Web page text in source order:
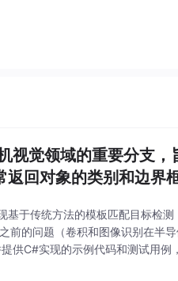
觉领域的重要分支，
返回对象的类别和边界
于传统方法的模板匹配目标检测
前的问题（卷积和图像识别在半
供C#实现的示例代码和测试用例